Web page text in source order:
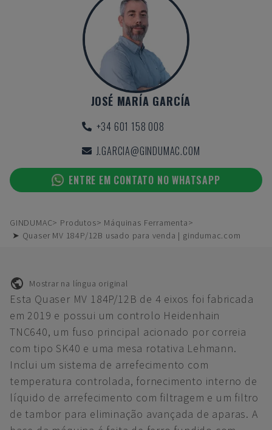
JOSÉ MARÍA GARCÍA
+34 601 158 008
J.GARCIA@GINDUMAC.COM
ENTRE EM CONTATO NO WHATSAPP
GINDUMAC Produtos
Máquinas Ferramenta
➤ Quaser MV 184P/12B usado para venda | gindumac.com
Mostrar na língua original
Esta Quaser MV 184P/12B de 4 eixos foi fabricada
em 2019 e possui um controlo Heidenhain
TNC640, um fuso principal acionado por correia
com tipo SK40 e uma mesa rotativa Lehmann.
Inclui um sistema de arrefecimento com
temperatura controlada, fornecimento interno de
líquido de arrefecimento com filtragem e um filtro
de tambor para eliminação avançada de aparas. A